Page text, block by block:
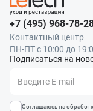
+7 (495) 968-78-
Контактный центр
ПН-ПТ с 10:00 до
Подписаться на
Адрес подписки
Соглашаюсь на